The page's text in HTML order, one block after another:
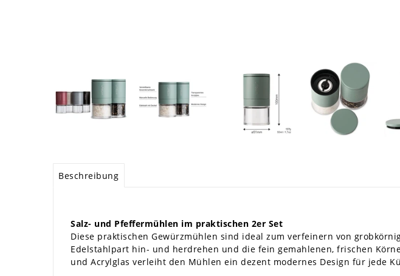
Beschreibung
Salz- und Pfeffermühlen im praktischen 2er Set
Diese praktischen Gewürzmühlen sind ideal zum verfeinern von
Edelstahlpart hin- und herdrehen und die fein gemahlenen, frischen
und Acrylglas verleiht den Mühlen ein dezent modernes Design für jede